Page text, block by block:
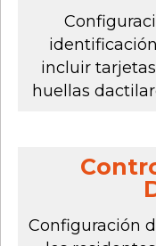
incluir
huellas
Configuración